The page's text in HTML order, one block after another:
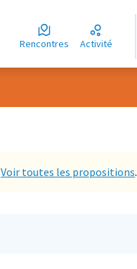
Rencontres Activité
Voir toutes les propositions.